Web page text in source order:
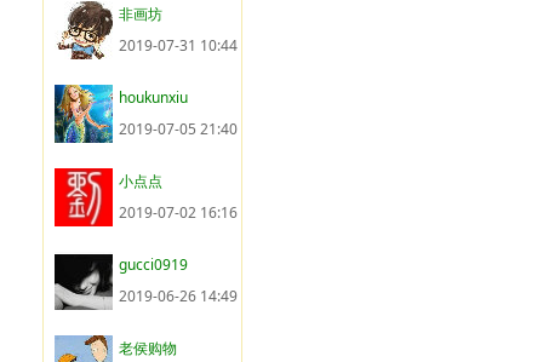
非画坊
2019-07-31 10:44
houkunxiu
2019-07-05 21:40
小点点
2019-07-02 16:16
gucci0919
2019-06-26 14:49
老侯购物